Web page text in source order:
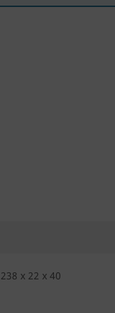
x 22 x 40